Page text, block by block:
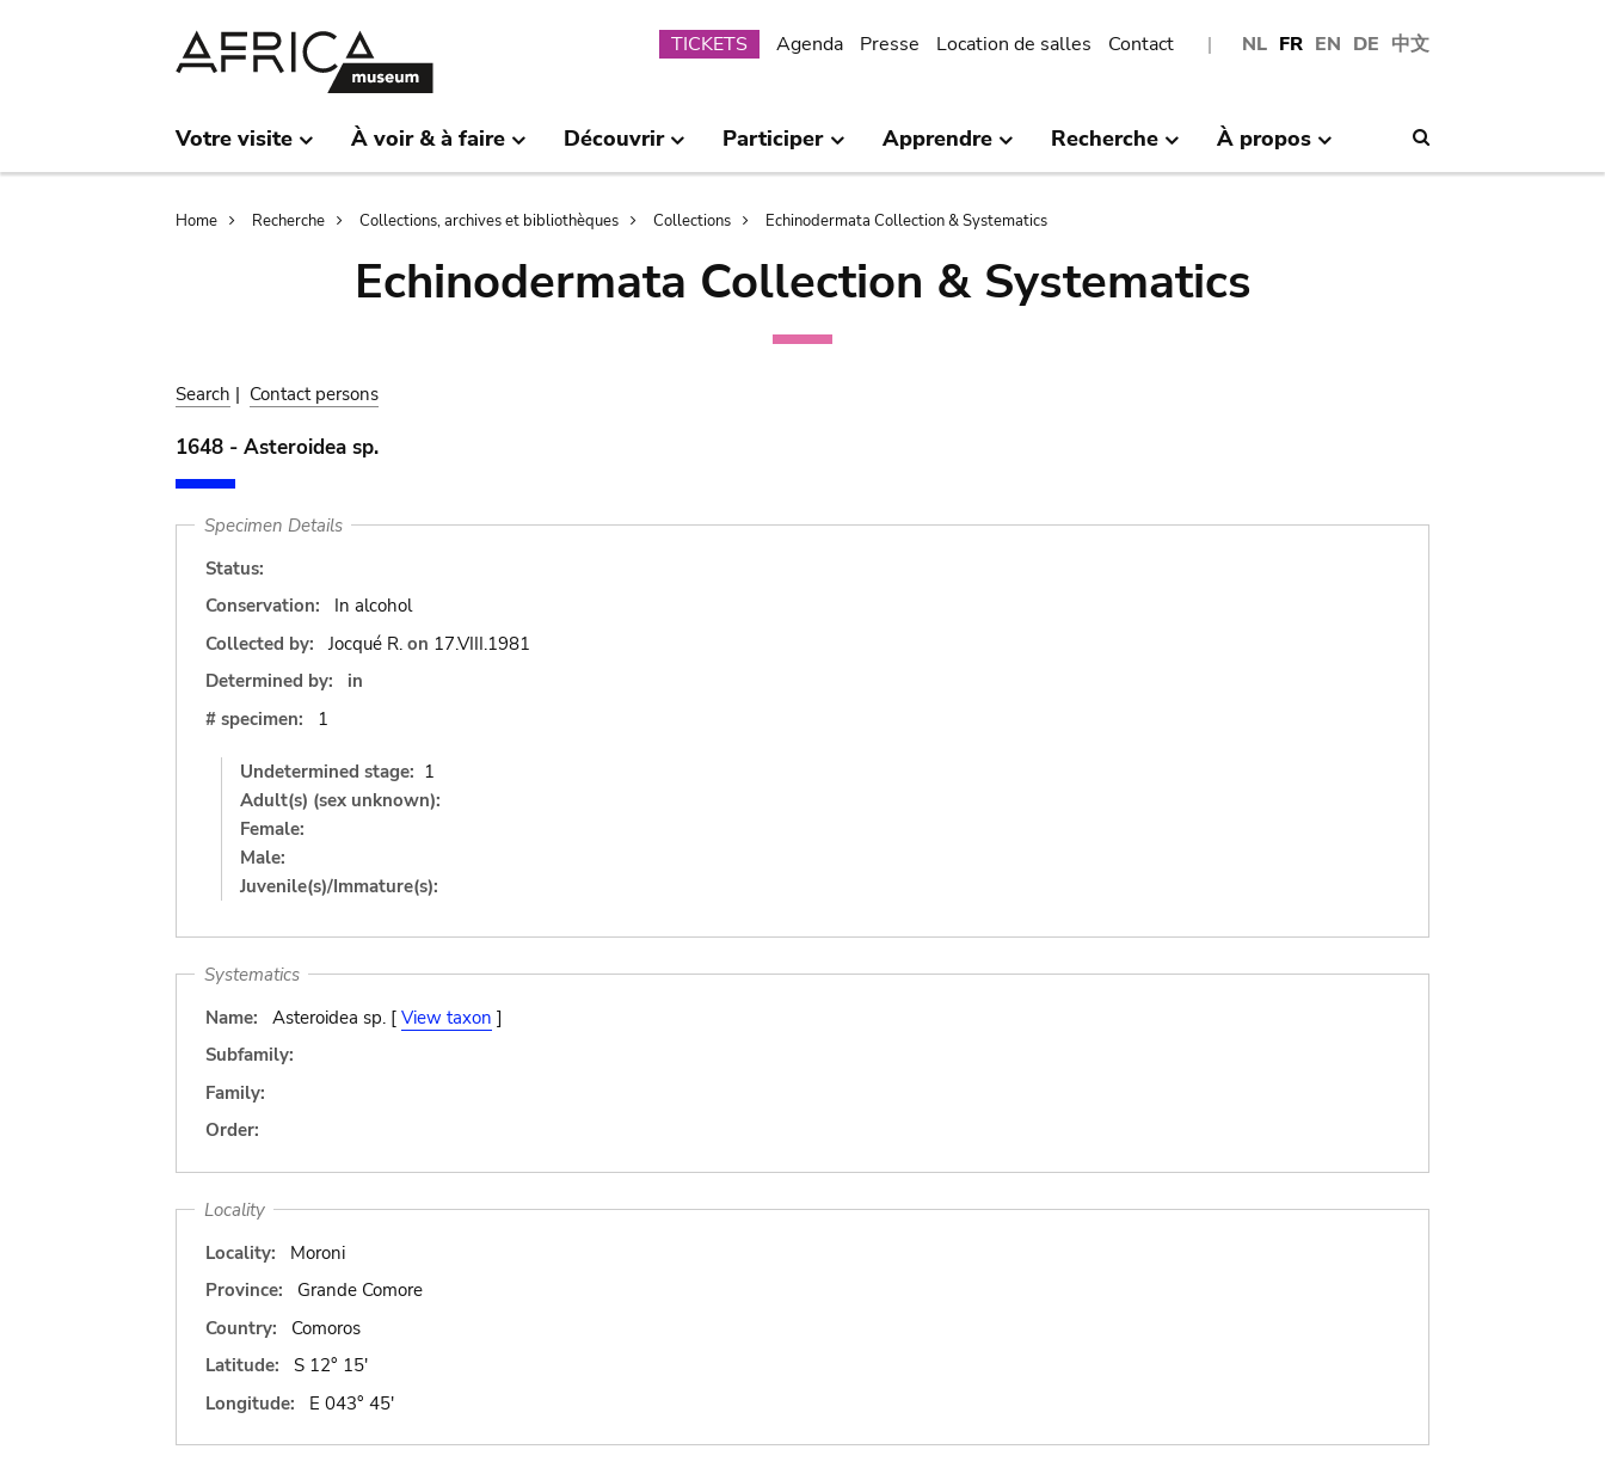
NL FR EN DE 中文
Submenu
TICKETS Agenda Presse Location de salles Contact
Votre visite À voir & à faire Découvrir Participer Apprendre Recherche À propos
Breadcrumb
Home Recherche Collections, archives et bibliothèques Collections Echinodermata Collection & Systematics
Echinodermata Collection & Systematics
Search | Contact persons
1648 - Asteroidea sp.
Specimen Details
Status:
Conservation:
In alcohol
Collected by:
Jocqué R. on 17.VIII.1981
Determined by:
in
# specimen:
1
Undetermined stage: 1
Adult(s) (sex unknown):
Female:
Male:
Juvenile(s)/Immature(s):
Systematics
Name:
Asteroidea sp. [ View taxon ]
Subfamily:
Family:
Order:
Locality
Locality:
Moroni
Province:
Grande Comore
Country:
Comoros
Latitude:
S 12° 15'
Longitude:
E 043° 45'